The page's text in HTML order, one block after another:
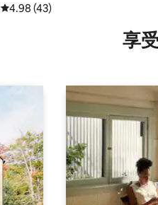
平均评分 4.98 分（满分 5 分），
4.98 (43)
享